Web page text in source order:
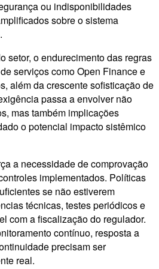
ou indisponibilidades
sobre o sistema
setor, o endurecimento das regras
serviços como Open Finance e
além da crescente sofisticação de
passa a envolver não
mas também implicações
o potencial impacto sistêmico
a necessidade de comprovação
implementados. Políticas
se não estiverem
técnicas, testes periódicos e
com a fiscalização do regulador.
contínuo, resposta a
precisam ser
real.